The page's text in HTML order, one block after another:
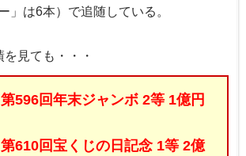
」は6本）で追随している。
見ても・・・
596回年末ジャンボ 2等 1億円
610回宝くじの日記念 1等 2億